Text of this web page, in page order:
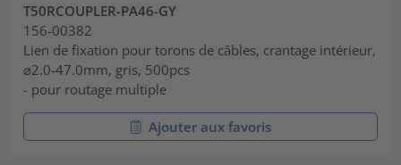
T50RCOUPLER-PA46-GY
156-00382
Lien de fixation pour torons de câbles, crantage intérieur,
⌀2.0-47.0mm, gris, 500pcs
- pour routage multiple
Ajouter aux favoris